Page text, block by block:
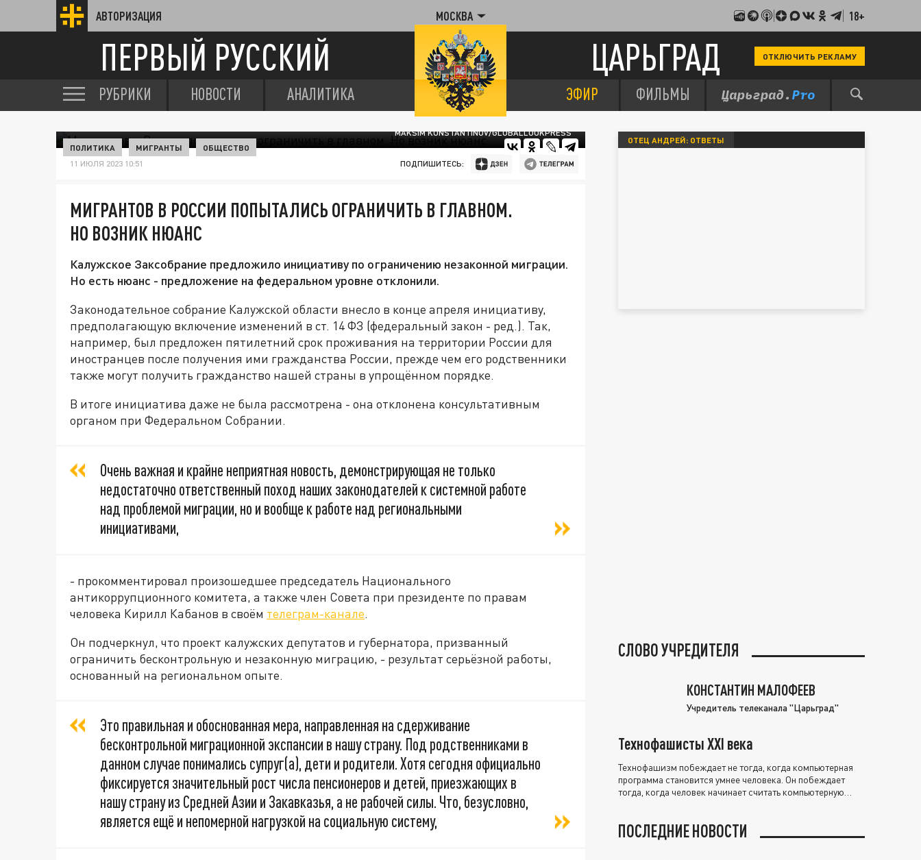
АВТОРИЗАЦИЯ МОСКВА 18+
ПЕРВЫЙ РУССКИЙ ЦАРЬГРАД ОТКЛЮЧИТЬ РЕКЛАМУ
РУБРИКИ НОВОСТИ АНАЛИТИКА ЭФИР ФИЛЬМЫ
MAKSIM KONSTANTINOV/GLOBALLOOKPRESS
ПОЛИТИКА МИГРАНТЫ ОБЩЕСТВО
11 ИЮЛЯ 2023 10:51 ПОДПИШИТЕСЬ:
МИГРАНТОВ В РОССИИ ПОПЫТАЛИСЬ ОГРАНИЧИТЬ В ГЛАВНОМ.
НО ВОЗНИК НЮАНС
Калужское Заксобрание предложило инициативу по ограничению незаконной миграции.
Но есть нюанс - предложение на федеральном уровне отклонили.
Законодательное собрание Калужской области внесло в конце апреля инициативу,
предполагающую включение изменений в ст. 14 ФЗ (федеральный закон - ред.). Так,
например, был предложен пятилетний срок проживания на территории России для
иностранцев после получения ими гражданства России, прежде чем его родственники
также могут получить гражданство нашей страны в упрощённом порядке.
В итоге инициатива даже не была рассмотрена - она отклонена консультативным
органом при Федеральном Собрании.
Очень важная и крайне неприятная новость, демонстрирующая не только
недостаточно ответственный поход наших законодателей к системной работе
над проблемой миграции, но и вообще к работе над региональными
инициативами,
- прокомментировал произошедшее председатель Национального
антикоррупционного комитета, а также член Совета при президенте по правам
человека Кирилл Кабанов в своём телеграм-канале.
Он подчеркнул, что проект калужских депутатов и губернатора, призванный
ограничить бесконтрольную и незаконную миграцию, - результат серьёзной работы,
основанный на региональном опыте.
Это правильная и обоснованная мера, направленная на сдерживание
бесконтрольной миграционной экспансии в нашу страну. Под родственниками в
данном случае понимались супруг(а), дети и родители. Хотя сегодня официально
фиксируется значительный рост числа пенсионеров и детей, приезжающих в
нашу страну из Средней Азии и Закавказья, а не рабочей силы. Что, безусловно,
является ещё и непомерной нагрузкой на социальную систему,
ОТЕЦ АНДРЕЙ: ОТВЕТЫ
СЛОВО УЧРЕДИТЕЛЯ
КОНСТАНТИН МАЛОФЕЕВ
Учредитель телеканала "Царьград"
Технофашисты XXI века
Технофашизм побеждает не тогда, когда компьютерная
программа становится умнее человека. Он побеждает
тогда, когда человек начинает считать компьютерную
ПОСЛЕДНИЕ НОВОСТИ